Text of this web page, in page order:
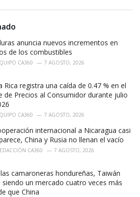
anuncia nuevos incrementos en
de los combustibles
CA360 7 AGOSTO, 2026
Rica registra una caída de 0.47 % en el
de Precios al Consumidor durante julio
CA360 7 AGOSTO, 2026
internacional a Nicaragua casi
China y Rusia no llenan el vacío
CA360 7 AGOSTO, 2026
camaroneras hondureñas, Taiwán
siendo un mercado cuatro veces más
que China